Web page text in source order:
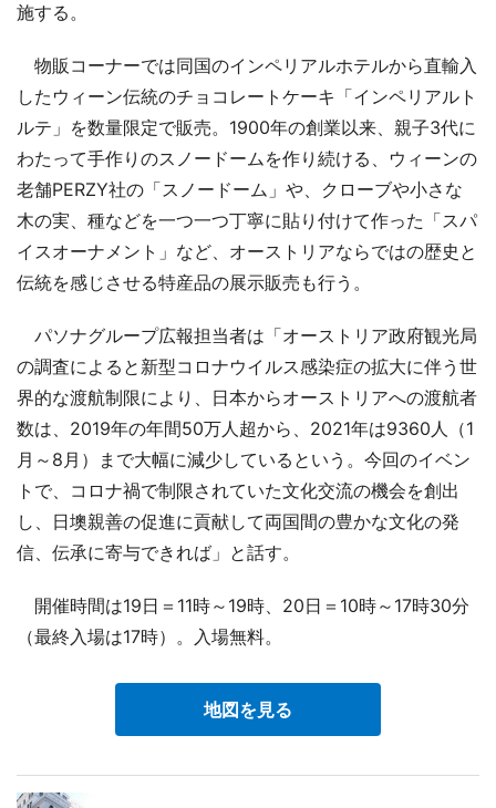
施する。
物販コーナーでは同国のインペリアルホテルから直輸入
したウィーン伝統のチョコレートケーキ「インペリアルト
ルテ」を数量限定で販売。1900年の創業以来、親子3代に
わたって手作りのスノードームを作り続ける、ウィーンの
老舗PERZY社の「スノードーム」や、クローブや小さな
木の実、種などを一つ一つ丁寧に貼り付けて作った「スパ
イスオーナメント」など、オーストリアならではの歴史と
伝統を感じさせる特産品の展示販売も行う。
パソナグループ広報担当者は「オーストリア政府観光局
の調査によると新型コロナウイルス感染症の拡大に伴う世
界的な渡航制限により、日本からオーストリアへの渡航者
数は、2019年の年間50万人超から、2021年は9360人（1
月～8月）まで大幅に減少しているという。今回のイベン
トで、コロナ禍で制限されていた文化交流の機会を創出
し、日墺親善の促進に貢献して両国間の豊かな文化の発
信、伝承に寄与できれば」と話す。
開催時間は19日＝11時～19時、20日＝10時～17時30分
（最終入場は17時）。入場無料。
地図を見る